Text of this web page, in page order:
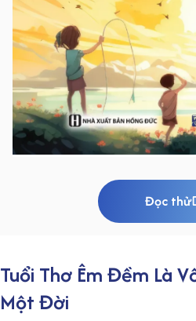
Đọc thử
Tuổi Thơ Êm Đềm Là
Một Đời